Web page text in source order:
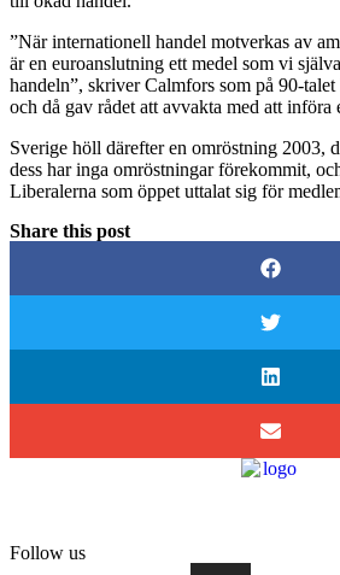
”När internationell handel motverkas av
är en euroanslutning ett medel som vi
handeln”, skriver Calmfors som på 90-
och då gav rådet att avvakta med att införa
Sverige höll därefter en omröstning 2003,
dess har inga omröstningar förekommit,
Liberalerna som öppet uttalat sig för
Share this post
Follow us